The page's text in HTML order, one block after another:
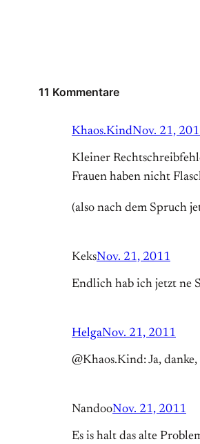
11 Kommentare
Khaos.KindNov. 21,
Kleiner
Frauen haben nicht
(also nach dem Spruch
KeksNov. 21, 2011
Endlich hab ich jetzt ne
HelgaNov. 21, 2011
@Khaos.Kind: Ja,
NandooNov. 21, 2011
Es is halt das alte